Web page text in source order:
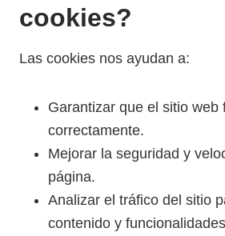
cookies?
Las cookies nos ayudan a:
Garantizar que el sitio web
correctamente.
Mejorar la seguridad y
página.
Analizar el tráfico del sitio
contenido y